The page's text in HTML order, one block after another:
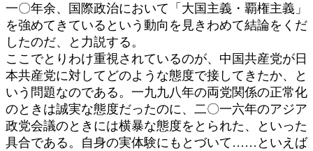
一〇年余、国際政治において「大国主義・覇権主義」
を強めてきているという動向を見きわめて結論をくだ
したのだ、と力説する。
ここでとりわけ重視されているのが、中国共産党が日
本共産党に対してどのような態度で接してきたか、と
いう問題なのである。一九九八年の両党関係の正常化
のときは誠実な態度だったのに、二〇一六年のアジア
政党会議のときには横暴な態度をとられた、といった
具合である。自身の実体験にもとづいて……といえば